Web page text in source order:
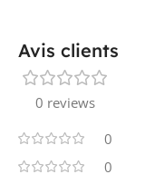
Avis clients
0 reviews
0
0